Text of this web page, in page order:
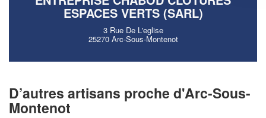
ESPACES VERTS (SARL)
3 Rue De L'eglise
25270 Arc-Sous-Montenot
D’autres artisans proche d'Arc-Sous-
Montenot